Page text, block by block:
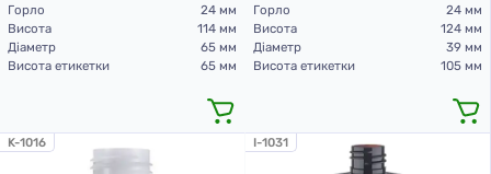
Горло
24 мм
Висота
114 мм
Діаметр
65 мм
Висота етикетки
65 мм
Горло
24 мм
Висота
124 мм
Діаметр
39 мм
Висота етикетки
105 мм
K-1016 I-1031